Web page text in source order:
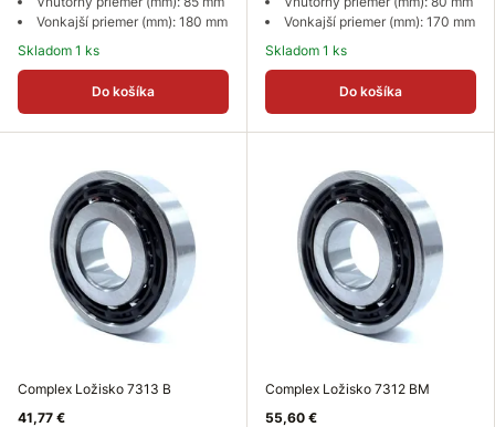
Vonkajší priemer (mm): 180 mm
Skladom 1 ks
Do košíka
Vonkajší priemer (mm): 170 mm
Skladom 1 ks
Do košíka
Complex Ložisko 7313 B
41,77 €
Complex Ložisko 7312 BM
55,60 €